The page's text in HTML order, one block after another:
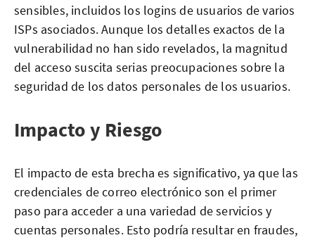
sensibles, incluidos los logins de usuarios de varios
ISPs asociados. Aunque los detalles exactos de la
vulnerabilidad no han sido revelados, la magnitud
del acceso suscita serias preocupaciones sobre la
seguridad de los datos personales de los usuarios.
Impacto y Riesgo
El impacto de esta brecha es significativo, ya que las
credenciales de correo electrónico son el primer
paso para acceder a una variedad de servicios y
cuentas personales. Esto podría resultar en fraudes,